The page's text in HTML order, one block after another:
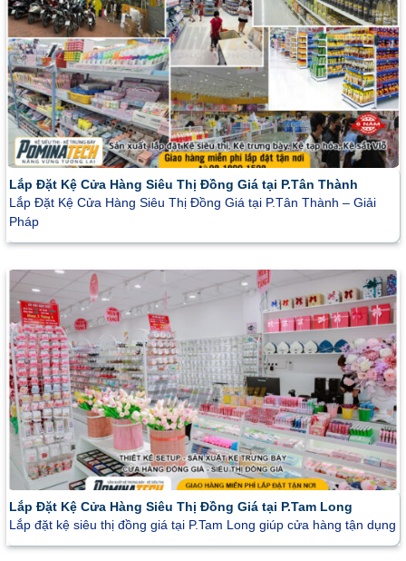
Lắp Đặt Kệ Cửa Hàng Siêu Thị Đồng Giá tại P.Tân Thành
Lắp Đặt Kệ Cửa Hàng Siêu Thị Đồng Giá tại P.Tân Thành – Giải
Pháp
Lắp Đặt Kệ Cửa Hàng Siêu Thị Đồng Giá tại P.Tam Long
Lắp đặt kệ siêu thị đồng giá tại P.Tam Long giúp cửa hàng tận dụng